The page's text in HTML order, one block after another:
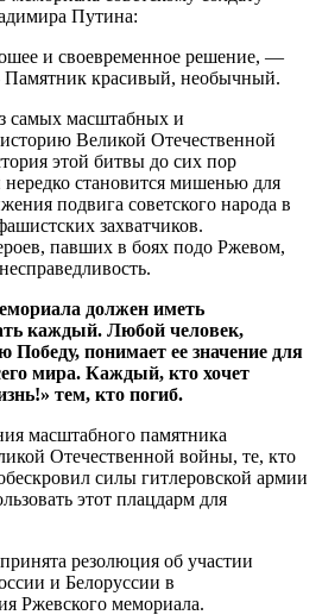
Путина:
и своевременное решение, —
Памятник красивый, необычный.
самых масштабных и
Великой Отечественной
этой битвы до сих пор
нередко становится мишенью для
подвига советского народа в
захватчиков.
павших в боях подо Ржевом,
должен иметь
каждый. Любой человек,
понимает ее значение для
мира. Каждый, кто хочет
тем, кто погиб.
масштабного памятника
Отечественной войны, те, кто
силы гитлеровской армии
этот плацдарм для
резолюция об участии
и Белоруссии в
Ржевского мемориала.